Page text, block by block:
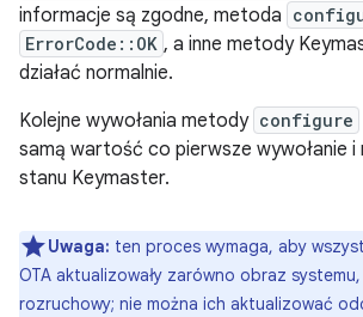
informacje są zgodne, metoda
ErrorCode::OK , a inne metody
działać normalnie.
Kolejne wywołania metody configure
samą wartość co pierwsze wywołanie i
stanu Keymaster.
Uwaga: ten proces wymaga, aby
OTA aktualizowały zarówno obraz
rozruchowy; nie można ich aktualizować